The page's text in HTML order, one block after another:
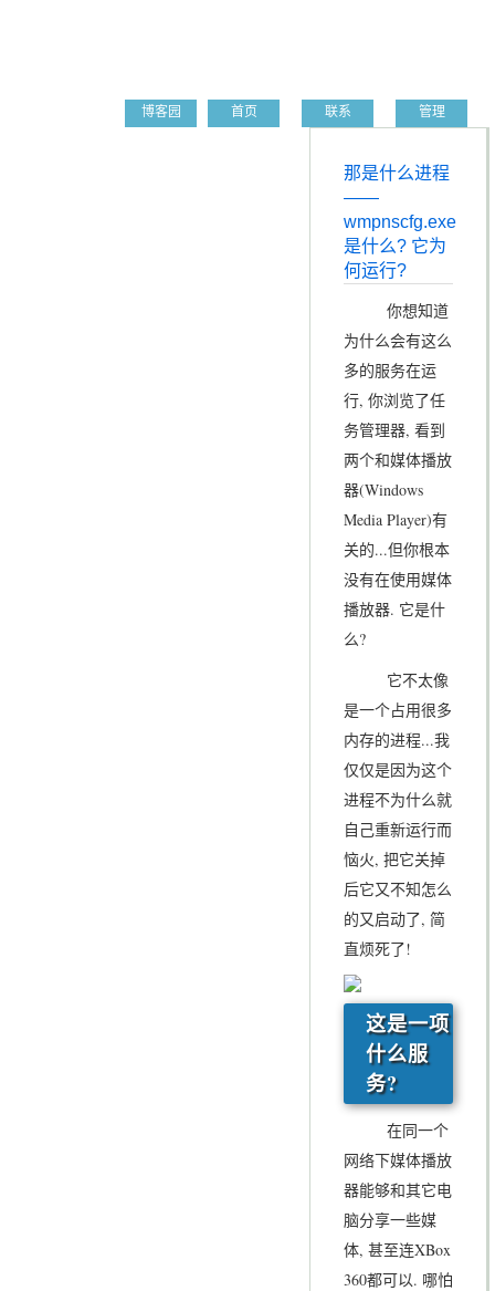
博客园 首页 联系 管理
那是什么进程
——
wmpnscfg.exe
是什么? 它为
何运行?
你想知道
为什么会有这么
多的服务在运
行, 你浏览了任
务管理器, 看到
两个和媒体播放
器(Windows
Media Player)有
关的...但你根本
没有在使用媒体
播放器. 它是什
么?
它不太像
是一个占用很多
内存的进程...我
仅仅是因为这个
进程不为什么就
自己重新运行而
恼火, 把它关掉
后它又不知怎么
的又启动了, 简
直烦死了!
这是一项
什么服
务?
在同一个
网络下媒体播放
器能够和其它电
脑分享一些媒
体, 甚至连XBox
360都可以. 哪怕